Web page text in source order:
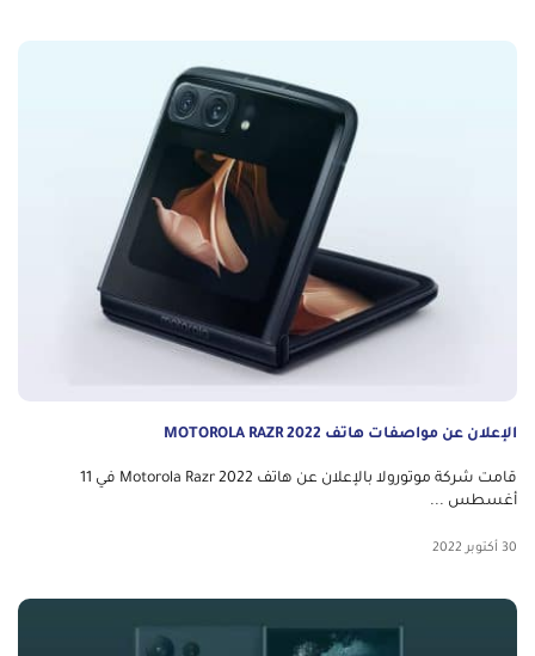
الإعلان عن مواصفات هاتف MOTOROLA RAZR 2022
قامت شركة موتورولا بالإعلان عن هاتف Motorola Razr 2022 في 11
أغسطس ...
30 أكتوبر 2022